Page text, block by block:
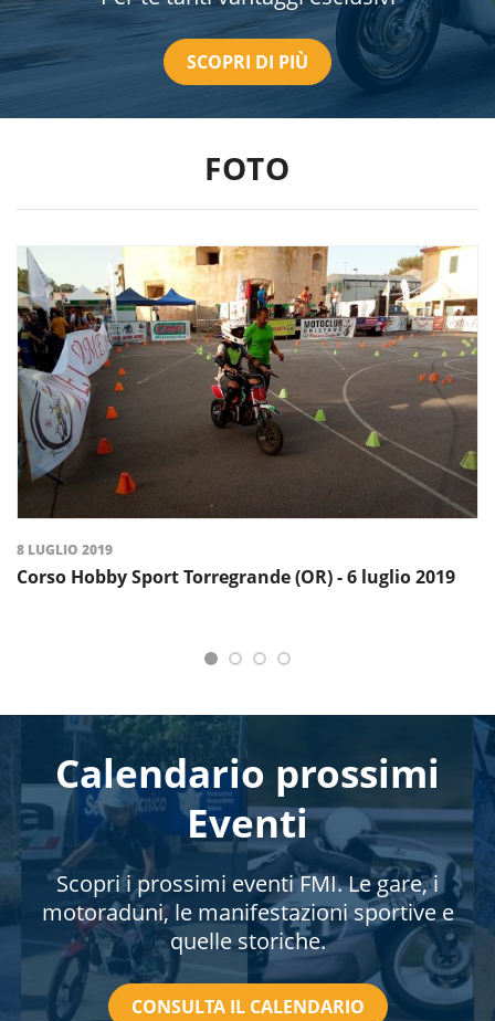
SCOPRI DI PIÙ
FOTO
8 LUGLIO 2019
Corso Hobby Sport Torregrande (OR) - 6 luglio 2019
Calendario prossimi
Eventi
Scopri i prossimi eventi FMI. Le gare, i
motoraduni, le manifestazioni sportive e
quelle storiche.
CONSULTA IL CALENDARIO